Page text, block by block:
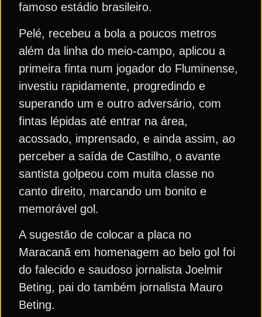
famoso estádio brasileiro.
Pelé, recebeu a bola a poucos metros
além da linha do meio-campo, aplicou a
primeira finta num jogador do Fluminense,
investiu rapidamente, progredindo e
superando um e outro adversário, com
fintas lépidas até entrar na área,
acossado, imprensado, e ainda assim, ao
perceber a saída de Castilho, o avante
santista golpeou com muita classe no
canto direito, marcando um bonito e
memorável gol.
A sugestão de colocar a placa no
Maracanã em homenagem ao belo gol foi
do falecido e saudoso jornalista Joelmir
Beting, pai do também jornalista Mauro
Beting.